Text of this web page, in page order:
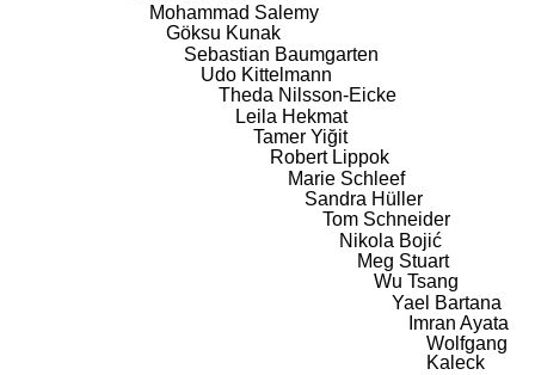
Mohammad Salemy
Göksu Kunak
Sebastian Baumgarten
Udo Kittelmann
Theda Nilsson-Eicke
Leila Hekmat
Tamer Yiğit
Robert Lippok
Marie Schleef
Sandra Hüller
Tom Schneider
Nikola Bojić
Meg Stuart
Wu Tsang
Yael Bartana
Imran Ayata
Wolfgang
Kaleck